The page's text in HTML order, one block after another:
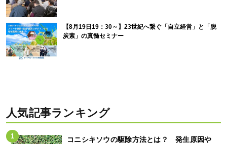
【8月19日19：30～】23世紀へ繋ぐ「自立経営」と「脱
炭素」の真髄セミナー
人気記事ランキング
コニシキソウの駆除方法とは？ 発生原因や